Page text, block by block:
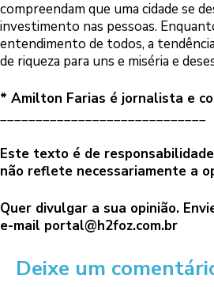
compreendam que uma cidade se
investimento nas pessoas.
entendimento de todos, a
de riqueza para uns e miséria e
* Amilton Farias é jornalista e
_____________________________
Este texto é de
não reflete necessariamente a
Quer divulgar a sua opinião.
e-mail portal@h2foz.com.br
Deixe um